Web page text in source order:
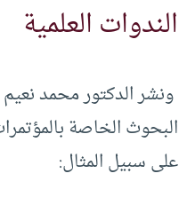
الندوات العلمية
ونشر الدكتور محمد
البحوث الخاصة
على سبيل المثال: